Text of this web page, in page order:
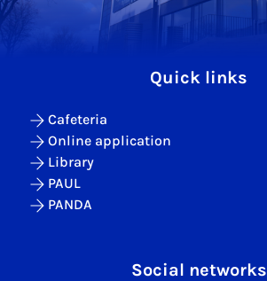
Quick links
Cafeteria
Online application
Library
PAUL
PANDA
Social networks